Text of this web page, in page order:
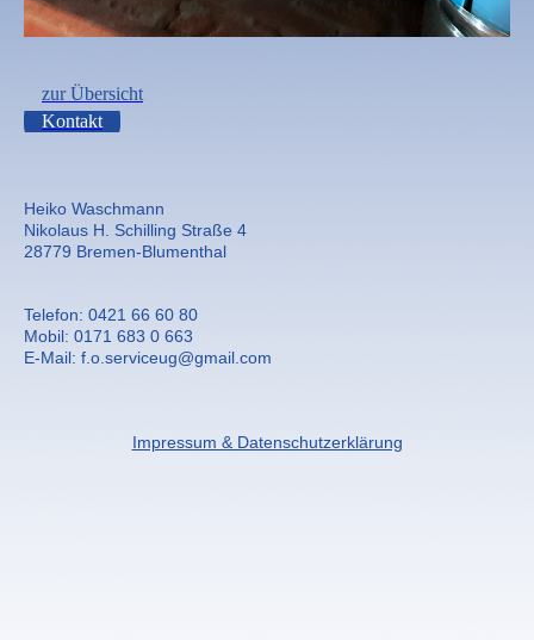
zur Übersicht
Kontakt
Heiko Waschmann
Nikolaus H. Schilling Straße 4
28779 Bremen-Blumenthal
Telefon: 0421 66 60 80
Mobil: 0171 683 0 663
E-Mail: f.o.serviceug@gmail.com
Impressum & Datenschutzerklärung